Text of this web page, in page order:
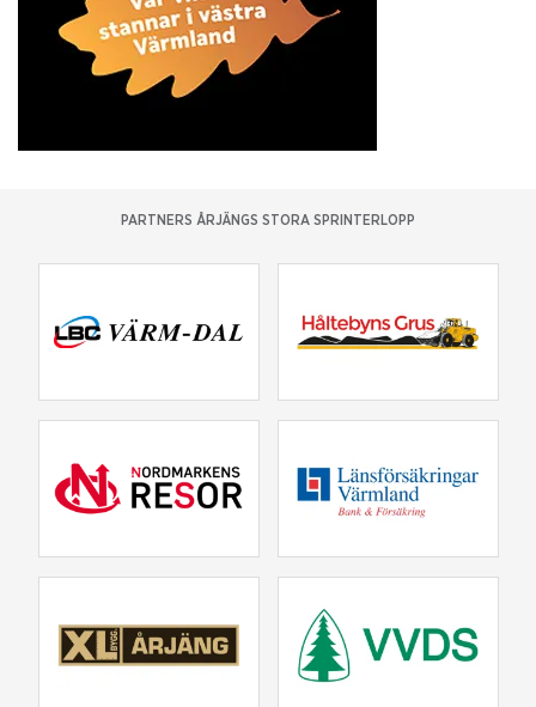
PARTNERS ÅRJÄNGS STORA SPRINTERLOPP